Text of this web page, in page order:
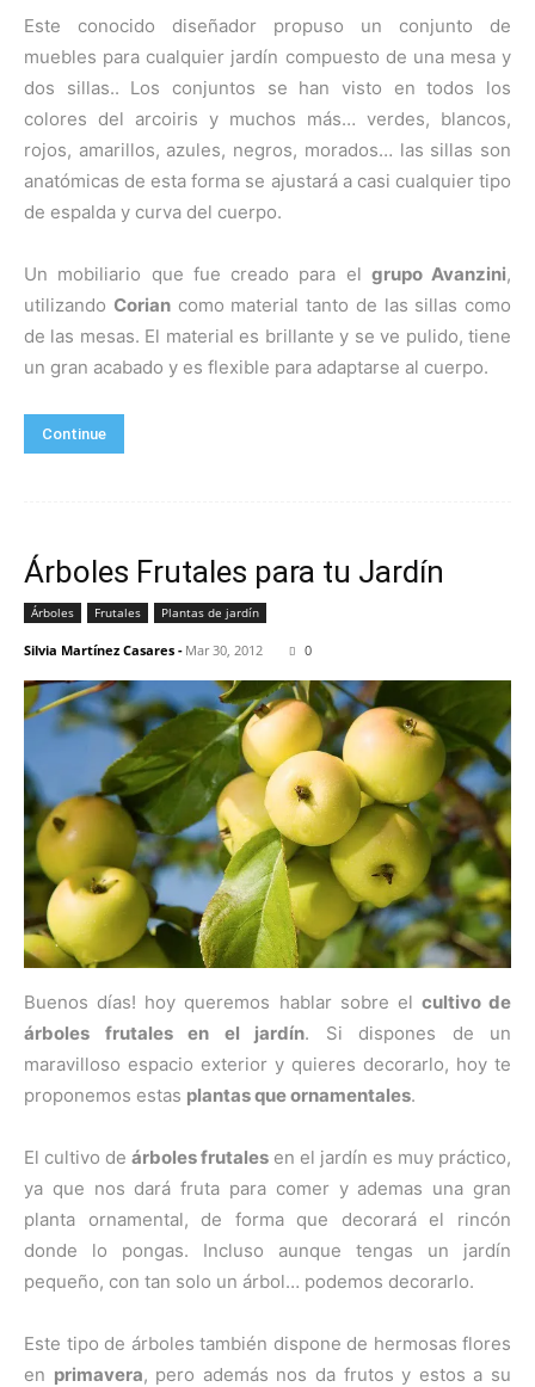
Este conocido diseñador propuso un conjunto de
muebles para cualquier jardín compuesto de una mesa y
dos sillas.. Los conjuntos se han visto en todos los
colores del arcoiris y muchos más… verdes, blancos,
rojos, amarillos, azules, negros, morados… las sillas son
anatómicas de esta forma se ajustará a casi cualquier tipo
de espalda y curva del cuerpo.
Un mobiliario que fue creado para el grupo Avanzini,
utilizando Coriancomo material tanto de las sillas como
de las mesas. El material es brillante y se ve pulido, tiene
un gran acabado y es flexible para adaptarse al cuerpo.
Continue
Árboles Frutales para tu Jardín
Árboles Frutales Plantas de jardín
Silvia Martínez Casares - Mar 30, 2012 0
Buenos días! hoy queremos hablar sobre el cultivo de
árboles frutales en el jardín. Si dispones de un
maravilloso espacio exterior y quieres decorarlo, hoy te
proponemos estas plantas que ornamentales.
El cultivo de árboles frutales en el jardín es muy práctico,
ya que nos dará fruta para comer y ademas una gran
planta ornamental, de forma que decorará el rincón
donde lo pongas. Incluso aunque tengas un jardín
pequeño, con tan solo un árbol… podemos decorarlo.
Este tipo de árboles también dispone de hermosas flores
en primavera, pero además nos da frutos y estos a su